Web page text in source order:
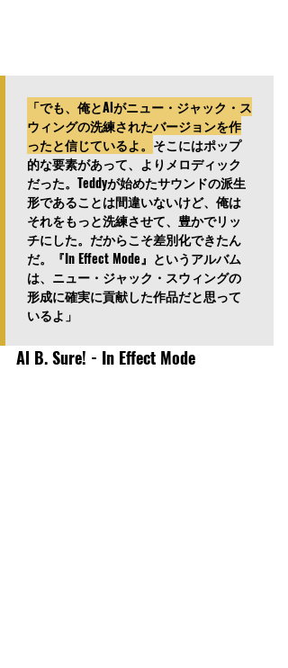
「でも、俺とAlがニュー・ジャック・ス
ウィングの洗練されたバージョンを作
ったと信じているよ。 そこにはポップ
的な要素があって、よりメロディック
だった。Teddyが始めたサウンドの派生
形であることは間違いないけど、俺は
それをもっと洗練させて、豊かでリッ
チにした。だからこそ差別化できたん
だ。『In Effect Mode』というアルバム
は、ニュー・ジャック・スウィングの
形成に確実に貢献した作品だと思って
いるよ」
Al B. Sure! - In Effect Mode